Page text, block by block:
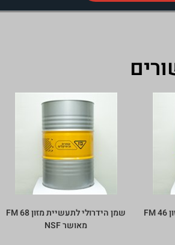
שמן הידרולי לתעשיית מזון FM 46
שמן הידרולי לתעשיית מזון FM 68
מאושר NSF